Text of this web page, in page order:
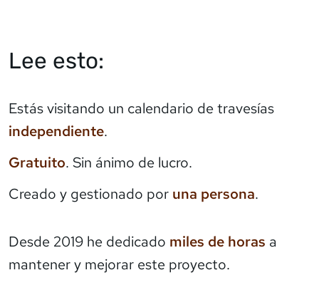
Lee esto:
Estás visitando un calendario de travesías
independiente.
Gratuito. Sin ánimo de lucro.
Creado y gestionado por una persona.
Desde 2019 he dedicado miles de horas a
mantener y mejorar este proyecto.